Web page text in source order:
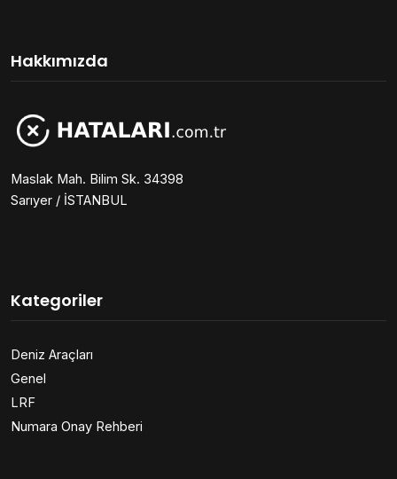
Hakkımızda
Maslak Mah. Bilim Sk. 34398
Sarıyer / İSTANBUL
Kategoriler
Deniz Araçları
Genel
LRF
Numara Onay Rehberi